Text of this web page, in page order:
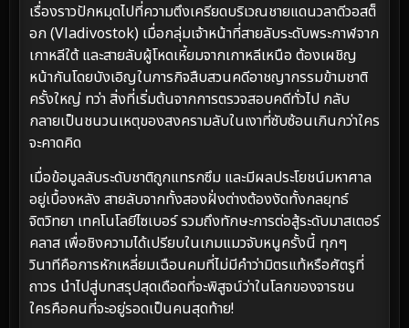
เรื่องราวปักหมุดไปที่ความตึงเครียดบริเวณชายแดนวลาดีวอสต็
อก (Vladivostok) เมื่อกลุ่มเจ้าหน้าที่สายลับระดับพระกาฬจาก
เกาหลีใต้ และสายลับผู้โหดเหี้ยมจากเกาหลีเหนือ ต้องเผชิญ
หน้ากันโดยบังเอิญในภารกิจสืบสวนคดีอาชญากรรมข้ามชาติ
ครั้งใหญ่ ทว่า สิ่งที่เริ่มต้นจากการตรวจสอบคดีทั่วไป กลับ
กลายเป็นชนวนเหตุของสงครามลับในเงาที่ซับซ้อนเกินกว่าใคร
จะคาดคิด
เมื่อข้อมูลลับระดับชาติถูกแทรกซึม และมีผลประโยชน์มหาศาล
อยู่เบื้องหลัง สายลับจากทั้งสองฝั่งต่างต้องงัดทั้งกลยุทธ์
จิตวิทยา เทคโนโลยีไซเบอร์ รวมถึงทักษะการต่อสู้ระดับมาสเตอร์
คลาส เพื่อชิงความได้เปรียบในเกมแมวจับหนูครั้งนี้ ทุกๆ
วินาทีคือการหักเหลี่ยมเฉือนคมที่ไม่มีคำว่ามิตรแท้หรือศัตรูที่
ถาวร นำไปสู่บทสรุปสุดเดือดที่จะพิสูจน์ว่าในโลกของจารชน
ใครคือคนที่จะอยู่รอดเป็นคนสุดท้าย!